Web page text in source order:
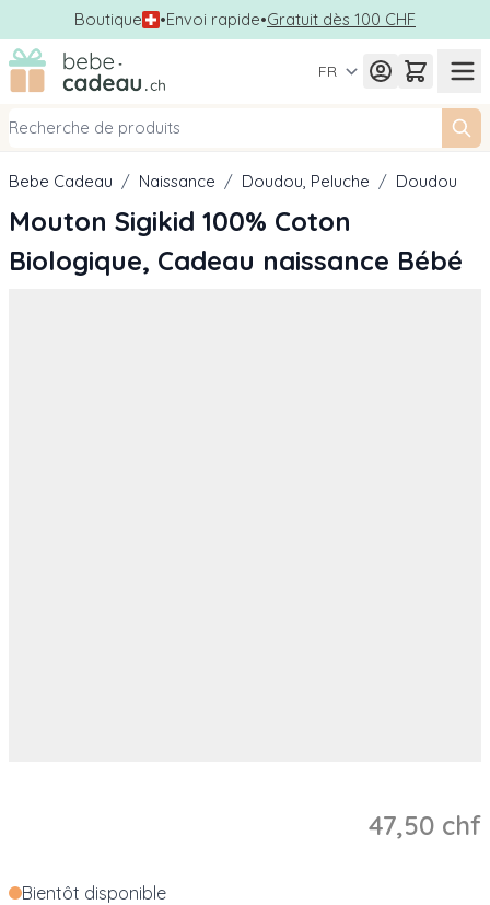
Boutique •Envoi rapide•Gratuit dès 100 CHF
Allez au contenu
FR
Bebe Cadeau / Naissance / Doudou, Peluche / Doudou
Mouton Sigikid 100% Coton
Biologique, Cadeau naissance Bébé
47,50 chf
Bientôt disponible